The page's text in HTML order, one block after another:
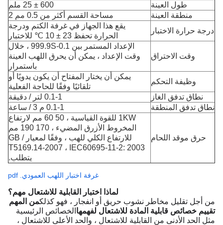
طول العينة
600 ± 25 ملم
منطقة العينة
مساحة القسم أكثر من 0.5 مم 2
درجة حرارة الاختبار
يقع هذا الجهاز في غرفة الكتم ودرجة
الحرارة تحفظ 23 ± 10 ℃ للاختبار
وقت الاحتراق
الإعداد المستمر بين 0.1-999.9S ، خلال
وقت الإعداد ، يمكن أن يحرق اللهب العينة
باستمرار
وظيفة التحكم
يمكن أن يختار المفتاح أن يكون يدويًا أو
تلقائيًا وفقًا للحاجة الفعلية
نطاق تدفق الغاز
0.1-1 لتر / دقيقة
نطاق تدفق المنطقة
0.1-1 م 3 / ساعة
حرق موقد اللحام
1KW للقوة القياسية ، 50 60 مم لارتفاع
المخروط الأزرق المضيء ، 170 190 مم
للارتفاع الكلي للهب ، وفقًا لمعيار GB /
T5169.14-2007 ، IEC60695-11-2: 2003
يتطلب.
غرفة اختبار اللهب العمودي. pdf
لماذا اختبار القابلية للاشتعال مهم؟
من أجل تقليل مخاطر نشوب حريق أو انفجار ، فهو كذلكمن المهم
تقييم خصائص قابلية المادة للاشتعال لفهمهاالخصائص الرئيسية
مثل الحد الأدنى من القابلية للاشتعال ، والحد الأعلى للاشتعال ،